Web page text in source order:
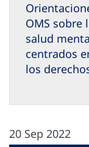
OMS sobre
salud
centrados
los
20 Sep 2022